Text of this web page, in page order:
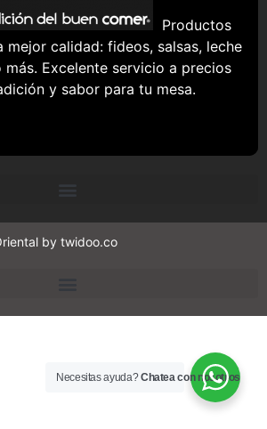
Productos
mejor calidad: fideos, salsas, leche
Excelente servicio a precios
y sabor para tu mesa.
by twidoo.co
Necesitas ayuda?Chatea con nosotros